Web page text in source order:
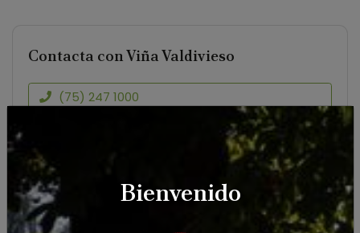
Bienvenido
Contacta con Viña Valdivieso
(75) 247 1000
https://www.valdiviesovineyard.com/